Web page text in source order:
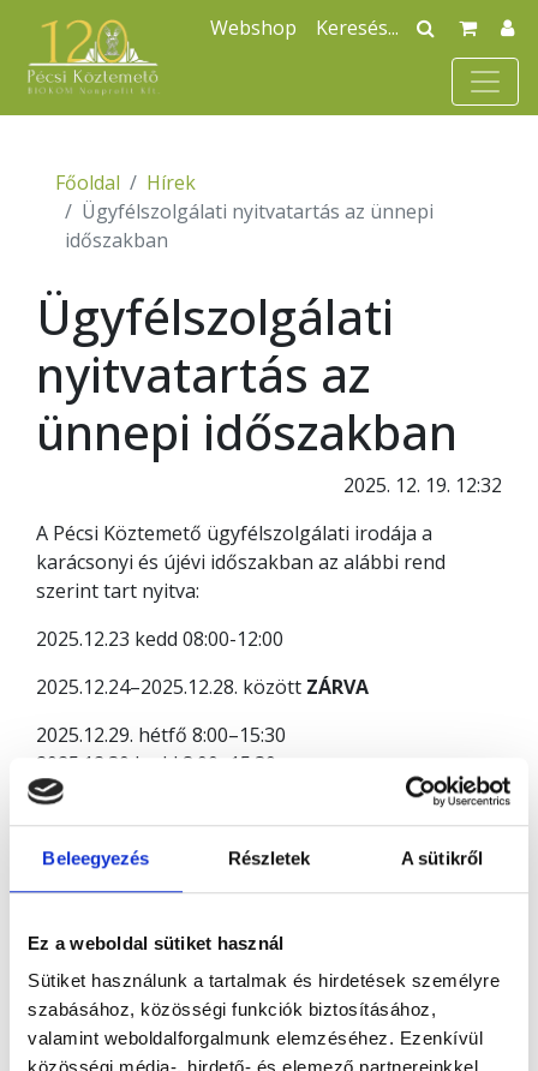
Beleegyezés Részletek A sütikről
Ez a weboldal sütiket használ
Sütiket használunk a tartalmak és hirdetések személyre
szabásához, közösségi funkciók biztosításához,
valamint weboldalforgalmunk elemzéséhez. Ezenkívül
Webshop
Főoldal
Hírek
Ügyfélszolgálati nyitvatartás az ünnepi
időszakban
Ügyfélszolgálati
nyitvatartás az
ünnepi időszakban
2025. 12. 19. 12:32
A Pécsi Köztemető ügyfélszolgálati irodája a
karácsonyi és újévi időszakban az alábbi rend
szerint tart nyitva:
2025.12.23 kedd 08:00-12:00
2025.12.24–2025.12.28. között ZÁRVA
2025.12.29. hétfő 8:00–15:30
2025.12.30 kedd 8:00–15:30
2025.12.31 szerda 8:00–12:00
A temető (sírkert) minden nap 7:00–17:00 között